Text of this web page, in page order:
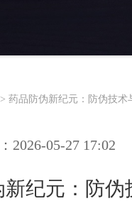
> 药品防伪新纪元：防伪技术
2026-05-27 17:02
新纪元：防